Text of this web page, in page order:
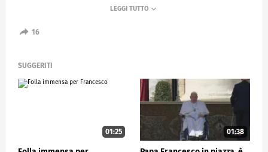
presidente di Timor Est José Ramos-Horta. Al suo
qualsiasi forma di abuso sessuale" nella Chiesa di
nascosto.
16
SUGGERITI
01:25 01:38